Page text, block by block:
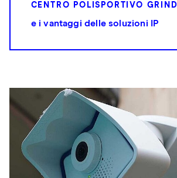
CENTRO POLISPORTIVO
e i vantaggi delle soluzioni IP